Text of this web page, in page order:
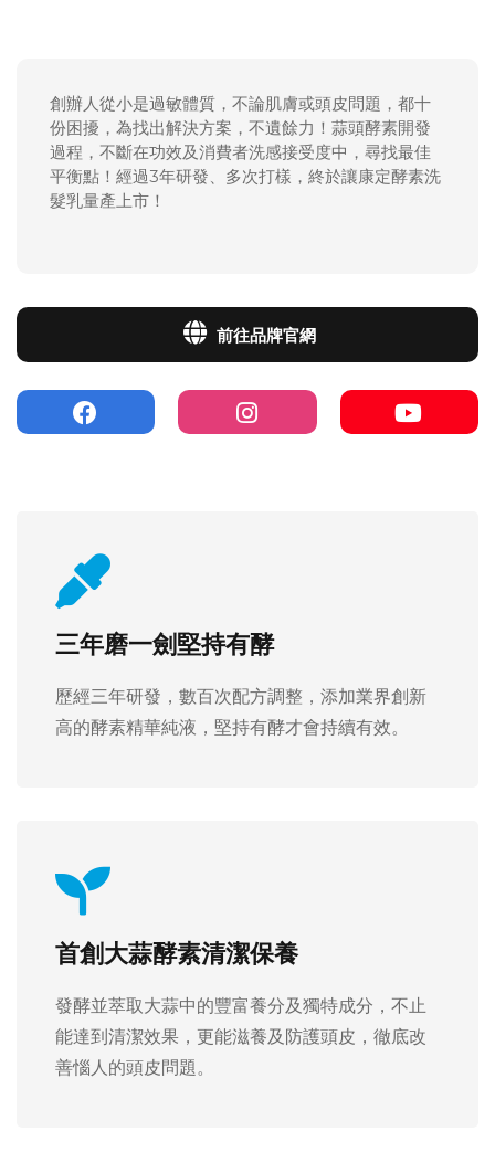
創辦人從小是過敏體質，不論肌膚或頭皮問題，都十
份困擾，為找出解決方案，不遺餘力！蒜頭酵素開發
過程，不斷在功效及消費者洗感接受度中，尋找最佳
平衡點！經過3年研發、多次打樣，終於讓康定酵素洗
髮乳量產上市！
前往品牌官網
三年磨一劍堅持有酵
歷經三年研發，數百次配方調整，添加業界創新
高的酵素精華純液，堅持有酵才會持續有效。
首創大蒜酵素清潔保養
發酵並萃取大蒜中的豐富養分及獨特成分，不止
能達到清潔效果，更能滋養及防護頭皮，徹底改
善惱人的頭皮問題。